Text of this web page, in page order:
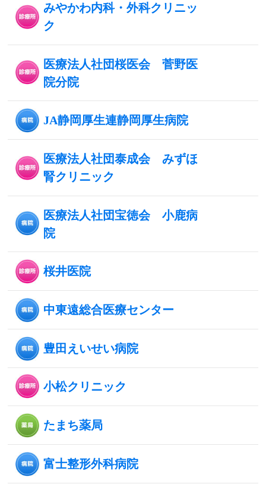
みやかわ内科・外科クリニッ
ク
医療法人社団桜医会 菅野医
院分院
JA静岡厚生連静岡厚生病院
医療法人社団泰成会 みずほ
腎クリニック
医療法人社団宝徳会 小鹿病
院
桜井医院
中東遠総合医療センター
豊田えいせい病院
小松クリニック
たまち薬局
富士整形外科病院